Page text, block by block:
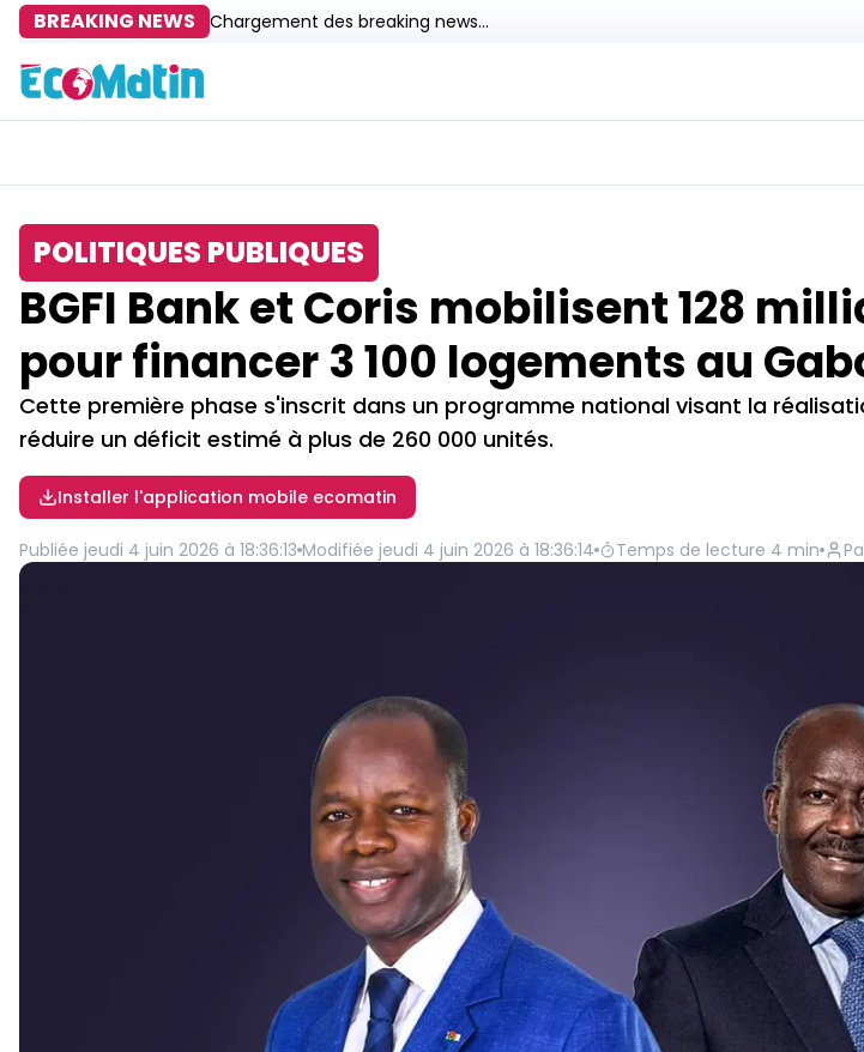
BREAKING NEWS Chargement des breaking news...
POLITIQUES PUBLIQUES
BGFI Bank et Coris mobilisent 128
pour financer 3 100 logements au
Cette première phase s'inscrit dans un programme national visant la
réduire un déficit estimé à plus de 260 000 unités.
Installer l'application mobile ecomatin
Publiée jeudi 4 juin 2026 à 18:36:13 Modifiée jeudi 4 juin 2026 à 18:36:14 Temps de lecture 4 min